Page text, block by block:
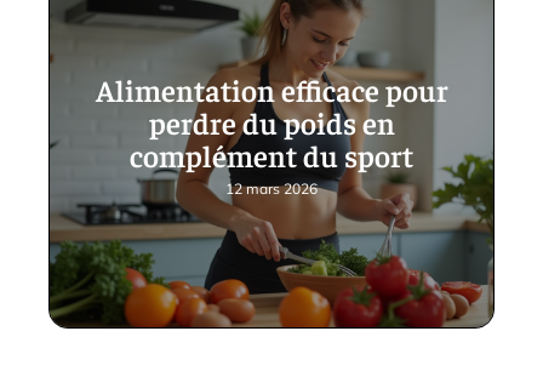
Alimentation efficace pour
perdre du poids en
complément du sport
12 mars 2026